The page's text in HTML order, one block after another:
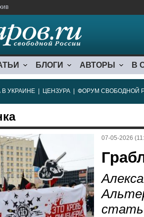
БЛОГИ АВТОРЫ В
В УКРАИНЕ ЦЕНЗУРА ФОРУМ СВОБОДНОЙ
07-05-2026